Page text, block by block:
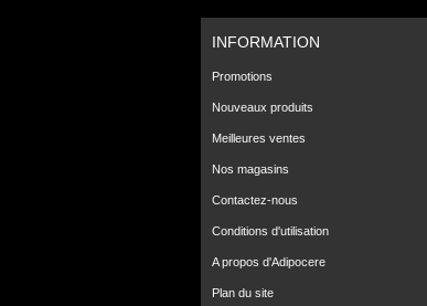
INFORMATION
Promotions
Nouveaux produits
Meilleures ventes
Nos magasins
Contactez-nous
Conditions d'utilisation
A propos d'Adipocere
Plan du site